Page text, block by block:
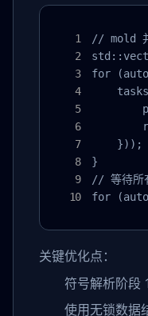
// mold 并
for
    }));
}
// 等待所
for
关键优化点：
符号解析阶段
使用无锁数据